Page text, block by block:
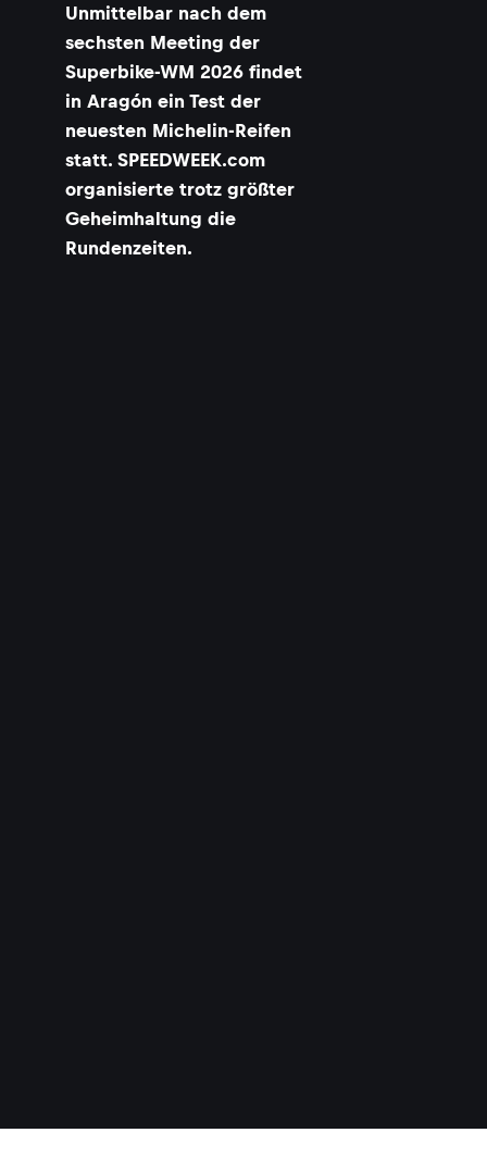
Unmittelbar nach dem
sechsten Meeting der
Superbike-WM 2026 findet
in Aragón ein Test der
neuesten Michelin-Reifen
statt. SPEEDWEEK.com
organisierte trotz größter
Geheimhaltung die
Rundenzeiten.